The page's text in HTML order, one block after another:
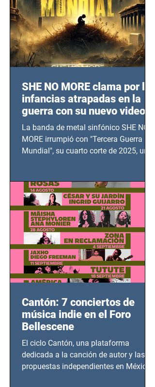
SHE NO MORE clama por las
infancias atrapadas en la
guerra con su nuevo video
TERCERA GUERRA
MUNDIAL
La banda de metal sinfónico SHE NO
MORE irrumpió con "Tercera Guerra
Mundial", su cuarto corte de 2025, un
bélicos.
Cantón: 7 conciertos de
música indie en el Foro
Bellescene
El ciclo Cantón, una plataforma
dedicada a la canción de autor y las
propuestas independientes en México,